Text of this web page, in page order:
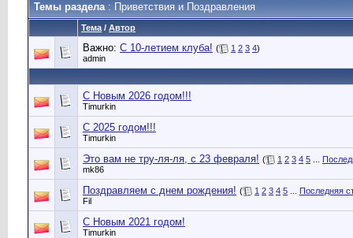
Темы раздела: Приветствия и Поздравления
Тема / Автор
Важно: C 10-летием клуба! ( 1 2 3 4)
admin
С Новым 2026 годом!!!
Timurkin
С 2025 годом!!!
Timurkin
Это вам не тру-ля-ля, с 23 февраля! ( 1 2 3 4 5
mk86
Поздравляем с днем рождения! ( 1 2 3 4 5
Последняя
Fil
С Новым 2021 годом!
Timurkin